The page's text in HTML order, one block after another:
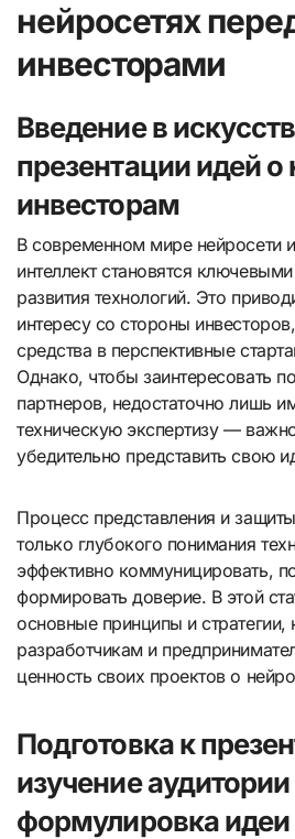
нейросетях
инвесторами
Введение в
презентации идей о
инвесторам
В современном мире нейросети и искусственный
интеллект становятся
развития технологий. Это
интересу со стороны
средства в перспективные
Однако, чтобы заинтересовать
партнеров, недостаточно лишь
техническую экспертизу —
убедительно представить свою
Процесс представления и
только глубокого понимания
эффективно коммуницировать,
формировать доверие. В этой
основные принципы и стратегии,
разработчикам и
ценность своих проектов о
Подготовка к
изучение аудитории
формулировка идеи